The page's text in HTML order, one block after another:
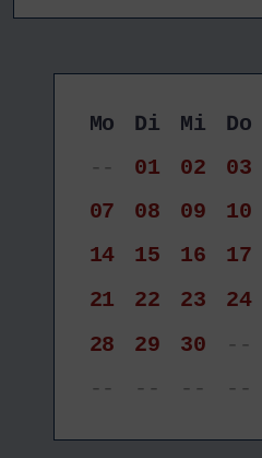
Mo Di Mi Do
--
01 02 03
07
08 09 10
14
15 16 17
21
22 23 24
28
29 30 --
--
-- -- --